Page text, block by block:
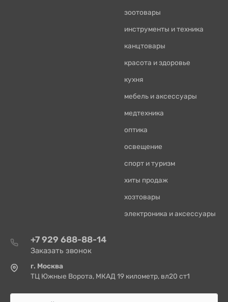
зоотовары
инструменты и техника
канцтовары
красота и здоровье
кухня
мебель и аксессуары
медтехника
оптика
освещение
спорт и туризм
хиты продаж
хозтовары
электроника и аксессуары
+7 929 688-88-14
Заказать звонок
г. Москва
ТЦ Южные Ворота, МКАД 19 километр, вл20 ст1